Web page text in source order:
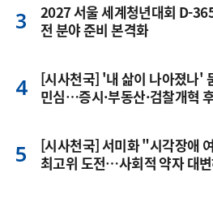
2027 서울 세계청년대회 D-
전 분야 준비 본격화
[시사천국] '내 삶이 나아졌나'
민심…증시·부동산·검찰개혁
[시사천국] 서미화 "시각장애
최고위 도전…사회적 약자 대